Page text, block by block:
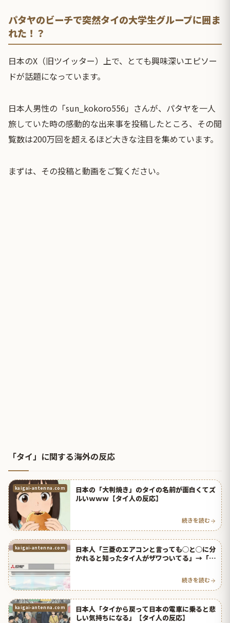
パタヤのビーチで突然タイの大学生グループに囲ま
れた！？
日本のX（旧ツイッター）上で、とても興味深いエピソー
ドが話題になっています。
日本人男性の「sun_kokoro556」さんが、パタヤを一人
旅していた時の感動的な出来事を投稿したところ、その閲
覧数は200万回を超えるほど大きな注目を集めています。
まずは、その投稿と動画をご覧ください。
「タイ」に関する海外の反応
kaigai-antenna.com
日本の「大判焼き」のタイの名前が面白くてズ
ルいｗｗｗ【タイ人の反応】
続きを読む
kaigai-antenna.com
日本人「三菱のエアコンと言っても◯と◯に分
かれると知ったタイ人がザワついてる」→「日
続きを読む
kaigai-antenna.com
日本人「タイから戻って日本の電車に乗ると悲
しい気持ちになる」【タイ人の反応】